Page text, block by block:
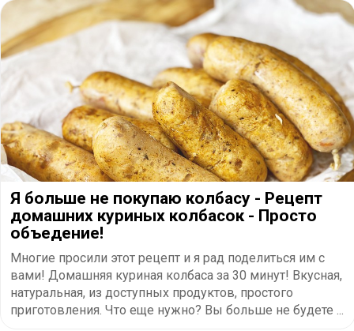
Я больше не покупаю колбасу - Рецепт
домашних куриных колбасок - Просто
объедение!
Многие просили этот рецепт и я рад поделиться им с
вами! Домашняя куриная колбаса за 30 минут! Вкусная,
натуральная, из доступных продуктов, простого
приготовления. Что еще нужно? Вы больше не будете ...